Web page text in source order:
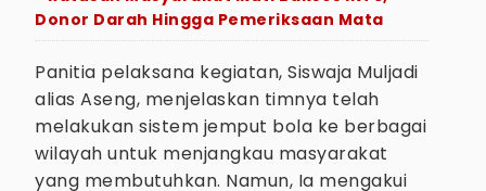
Donor Darah Hingga Pemeriksaan Mata
Panitia pelaksana kegiatan, Siswaja Muljadi
alias Aseng, menjelaskan timnya telah
melakukan sistem jemput bola ke berbagai
wilayah untuk menjangkau masyarakat
yang membutuhkan. Namun, Ia mengakui